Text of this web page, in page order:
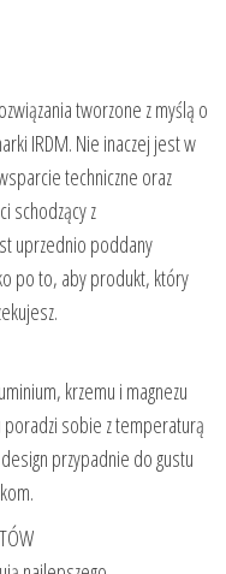
tworzone z myślą o
IRDM. Nie inaczej jest w
techniczne oraz
schodzący z
uprzednio poddany
po to, aby produkt, który
krzemu i magnezu
sobie z temperaturą
przypadnie do gustu